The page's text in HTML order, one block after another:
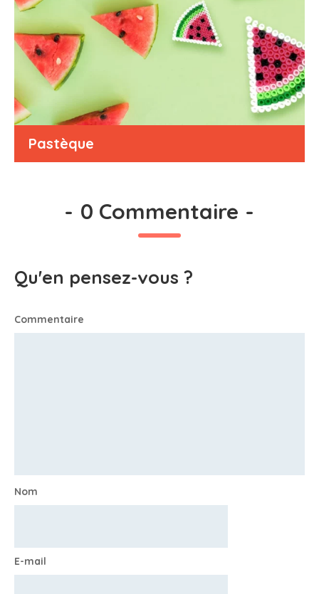
Pastèque
- 0 Commentaire -
Qu'en pensez-vous ?
Commentaire
Nom
E-mail